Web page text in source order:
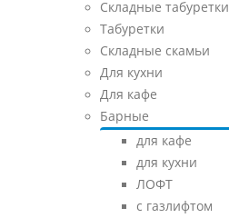
Складные табуретки
Табуретки
Складные скамьи
Для кухни
Для кафе
Барные
для кафе
для кухни
ЛОФТ
с газлифтом